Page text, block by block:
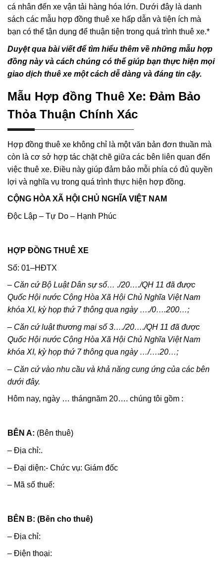
cá nhân đến xe vận tải hàng hóa lớn. Dưới đây là danh
sách các mẫu hợp đồng thuê xe hấp dẫn và tiện ích mà
bạn có thể tận dụng để thuận tiện trong quá trình thuê xe.*
Duyệt qua bài viết để tìm hiểu thêm về những mẫu hợp
đồng này và cách chúng có thể giúp bạn thực hiện mọi
giao dịch thuê xe một cách dễ dàng và đáng tin cậy.
Mẫu Hợp đồng Thuê Xe: Đảm Bảo
Thỏa Thuận Chính Xác
Hợp đồng thuê xe không chỉ là một văn bản đơn thuần mà
còn là cơ sở hợp tác chặt chẽ giữa các bên liên quan đến
việc thuê xe. Điều này giúp đảm bảo mỗi phía có đủ quyền
lợi và nghĩa vụ trong quá trình thực hiện hợp đồng.
CỘNG HÒA XÃ HỘI CHỦ NGHĨA VIỆT NAM
Độc Lập – Tự Do – Hạnh Phúc
HỢP ĐỒNG THUÊ XE
Số: 01–HĐTX
– Căn cứ Bộ Luật Dân sự số… ./20…./QH 11 đã được
Quốc Hội nước Cộng Hòa Xã Hội Chủ Nghĩa Việt Nam
khóa XI, kỳ họp thứ 7 thông qua ngày …./0….200…;
– Căn cứ luật thương mại số 3…./20…./QH 11 đã được
Quốc Hội nước Cộng Hòa Xã Hội Chủ Nghĩa Việt Nam
khóa XI, kỳ họp thứ 7 thông qua ngày …/….20…;
– Căn cứ vào nhu cầu và khả năng cung ứng của các bên
dưới đây.
Hôm nay, ngày … thángnăm 20…. chúng tôi gồm :
BÊN A: (Bên thuê)
– Địa chỉ:.
– Đại diện:- Chức vụ: Giám đốc
– Mã số thuế:
BÊN B: (Bên cho thuê)
– Địa chỉ:
– Điện thoại: